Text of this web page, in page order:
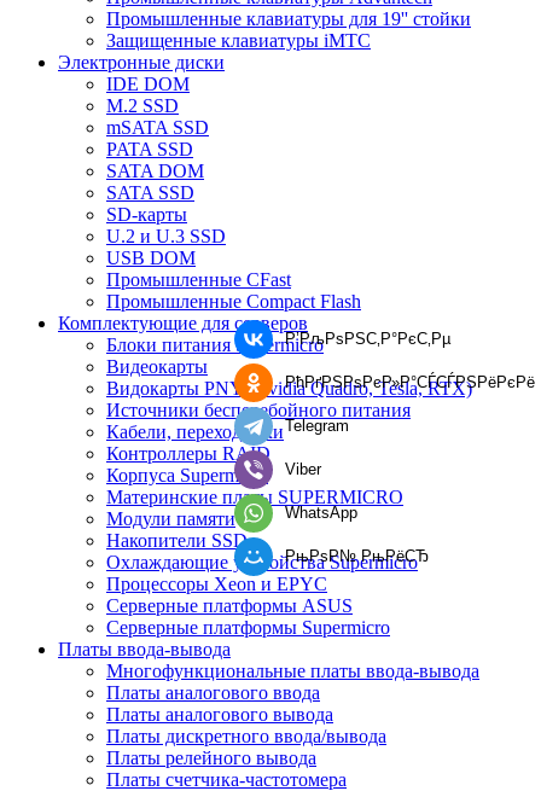
Промышленные клавиатуры для 19'' стойки
Защищенные клавиатуры iMTC
Электронные диски
IDE DOM
M.2 SSD
mSATA SSD
PATA SSD
SATA DOM
SATA SSD
SD-карты
U.2 и U.3 SSD
USB DOM
Промышленные CFast
Промышленные Compact Flash
Комплектующие для серверов
Блоки питания Supermicro
Видеокарты
Видокарты PNY (Nvidia Quadro, Tesla, RTX)
Источники бесперебойного питания
Кабели, переходники
Контроллеры RAID
Корпуса Supermicro
Материнские платы SUPERMICRO
Модули памяти
Накопители SSD
Охлаждающие устройства Supermicro
Процессоры Xeon и EPYC
Серверные платформы ASUS
Серверные платформы Supermicro
Платы ввода-вывода
Многофункциональные платы ввода-вывода
Платы аналогового ввода
Платы аналогового вывода
Платы дискретного ввода/вывода
Платы релейного вывода
Платы счетчика-частотомера
Р’РљРѕРЅС‚Р°РєС‚Рµ
РћРґРЅРѕРєР»Р°СЃСЃРЅРёРєРё
Telegram
Viber
WhatsApp
РњРѕР№ РњРёСЂ